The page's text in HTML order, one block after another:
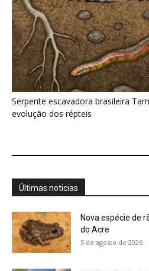
Nova espécie de
do Acre
5 de agosto de 2026
Fertilizante
solos degradados
5 de agosto de 2026
Um simples
5 de agosto de 2026